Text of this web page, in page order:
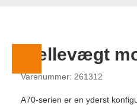
Tællevægt
Varenummer: 261312
A70-serien er en yderst